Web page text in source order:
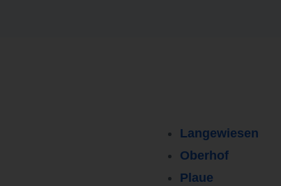
Langewiesen
Oberhof
Plaue